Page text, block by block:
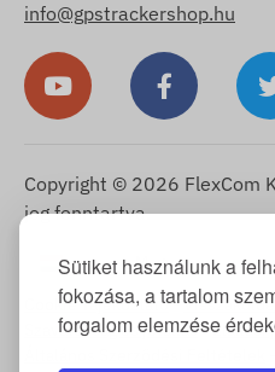
Sütiket használunk a
fokozása, a tartalom
forgalom elemzése
info@gpstrackershop.hu
Copyright © 2026 FlexCom
jog fenntartva.
Magyar ▼
Cookie Tájékoztató-
Szavatosság és jótállás-Elállási